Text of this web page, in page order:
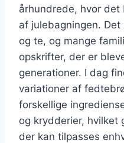
århundrede, hvor
af julebagningen.
og te, og mange
opskrifter, der er
generationer. I dag
variationer af
forskellige
og krydderier, hvilket
der kan tilpasses